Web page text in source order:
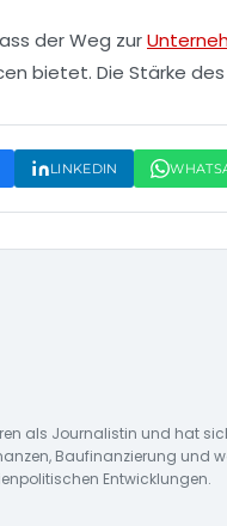
der Weg zur
bietet. Die Stärke
LINKEDIN
als Journalistin und hat
Baufinanzierung und
Entwicklungen.